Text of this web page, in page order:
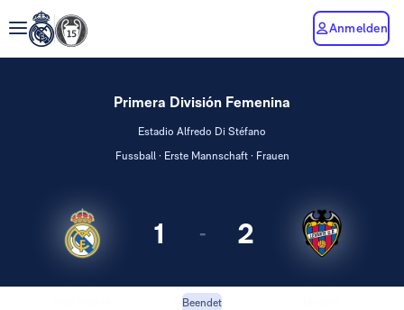
Anmelden
Primera División Femenina
Estadio Alfredo Di Stéfano
Fussball · Erste Mannschaft · Frauen
1 - 2
Beendet